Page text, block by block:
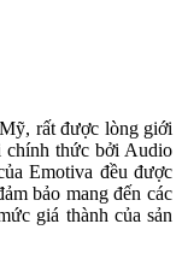
rất được lòng giới
chính thức bởi Audio
Emotiva đều được
bảo mang đến các
giá thành của sản